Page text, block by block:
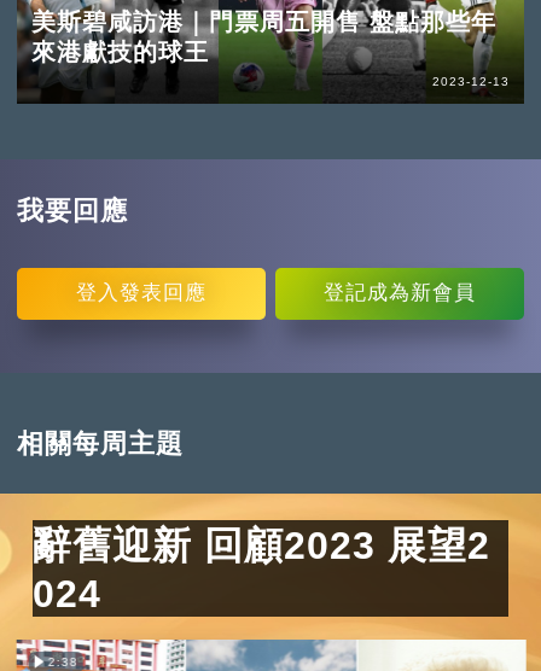
美斯碧咸訪港｜門票周五開售 盤點那些年
來港獻技的球王
2023-12-13
我要回應
登入 發表回應 登記成為新會員
相關每周主題
辭舊迎新 回顧2023 展望2
024
2:38